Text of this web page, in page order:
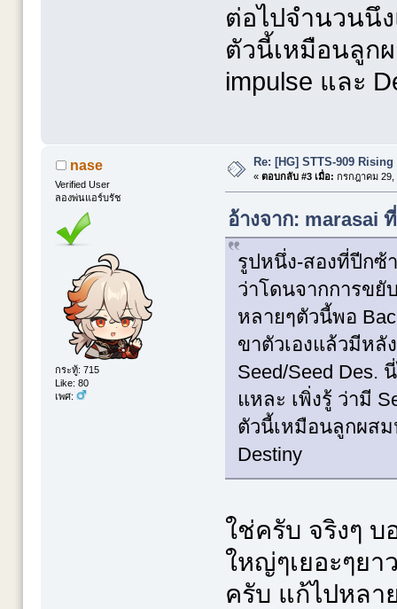
ต่อไปจำนวนนึง
ตัวนี้เหมือนลูก
impulse และ
nase
Verified User
ลองพ่นแอร์บรัช
กระทู้: 715
Like: 80
เพศ:
Re: [HG] STTS-909
« ตอบกลับ #3 เมื่อ: กรกฎาคม 29,
อ้างจาก: marasai
รูปหนึ่ง-สองที่ปีกซ้
ว่าโดนจากการขยั
หลายๆตัวนี้พอ
ขาตัวเองแล้วมีหลั
Seed/Seed Des.
แหละ เพิ่งรู้ ว่ามี
ตัวนี้เหมือนลูกผสม
Destiny
ใช่ครับ จริงๆ
ใหญ่ๆเยอะๆย
ครับ แก้ไปหลา